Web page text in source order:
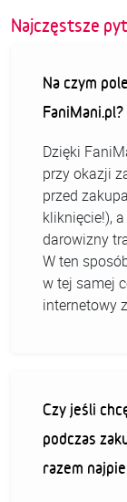
Najczęstsze
Na czym
FaniMani.pl?
Dzięki
przy okazji
przed
kliknięcie!),
darowizny
W ten
w tej samej
internetowy
Czy jeśli
podczas
razem